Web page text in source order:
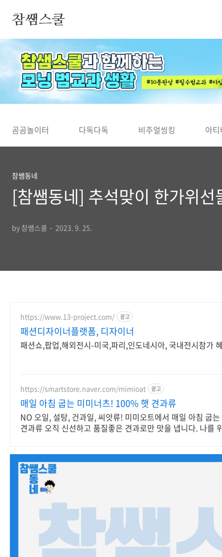
참쌤스쿨
◀
곰곰놀이터 다독다독 비주얼씽킹 아
참쌤동네
[참쌤동네] 추석맞이 한가위선
by 참쌤스쿨 2023. 9. 25.
https://www.13-project.com/ 광고
패션디자이너플랫폼, 디자이너
패션쇼,팝업,해외전시-미국,파리,인도네시아, 국내전시참가
https://smartstore.naver.com/mimioat 광고
매일 아침 굽는 미미너츠! 100% 햇 견과류
NO 오일, 설탕, 건과일, 씨앗류! 미미오트에서 매일 아침 굽
견과류 오직 신선하고 품질좋은 견과로만 맛을 냅니다. 나를